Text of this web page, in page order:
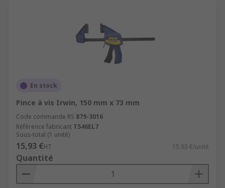
En stock
Pince à vis Irwin, 150 mm x 73 mm
Code commande RS 879-3016
Référence fabricant T546EL7
Sous-total (1 unité)
15,93 €HT 15,93 €/unité
Quantité